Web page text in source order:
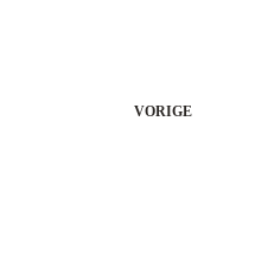
VORIGE